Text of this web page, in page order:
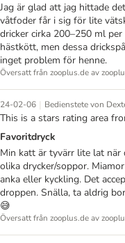
Jag är glad att jag hittade
våtfoder får i sig för lite
dricker cirka 200–250 ml
hästkött, men dessa
inget problem för henne.
Översatt från zooplus.de av
24-02-06 | Bedienstete von
This is a stars rating area
Favoritdryck
Min katt är tyvärr lite lat när
olika drycker/soppor.
anka eller kyckling. Det
droppen. Snälla, ta aldrig
😅
Översatt från zooplus.de av